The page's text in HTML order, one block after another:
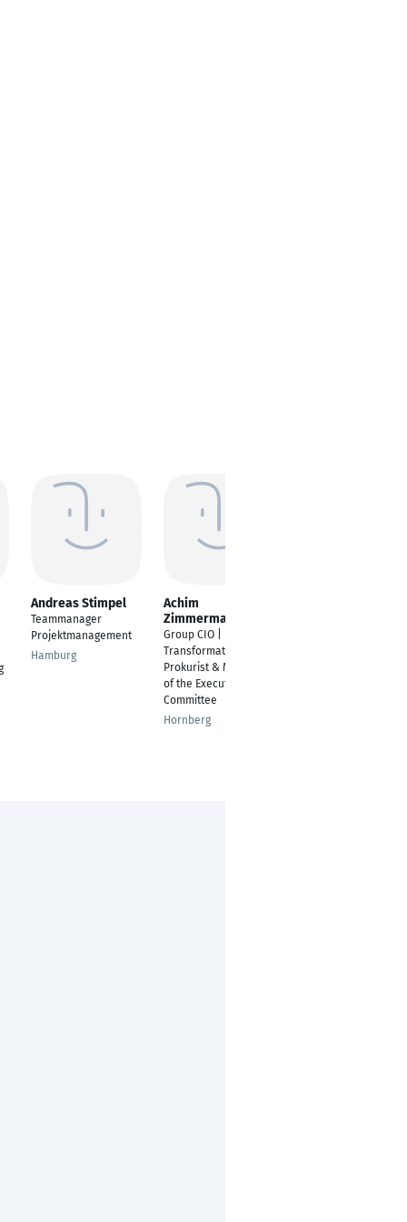
Andreas Stimpel
Teammanager
Projektmanagement
Hamburg
Achim
Zimmermann
Group CIO | IT-
Transformation |
Prokurist & Member
of the Executive
Committee
Hornberg